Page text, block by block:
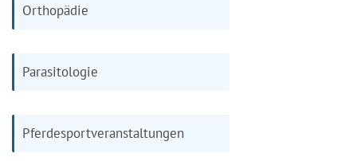
Orthopädie
Parasitologie
Pferdesportveranstaltungen